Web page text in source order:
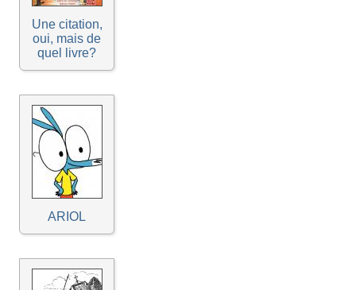
Une citation,
oui, mais de
quel livre?
ARIOL